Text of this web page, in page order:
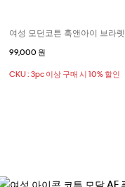
여성 모던코튼 훅앤아이 브라렛
99,000 원
CKU : 3pc 이상 구매 시 10% 할인